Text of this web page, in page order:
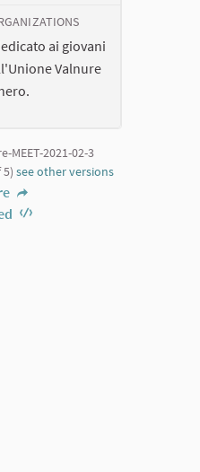
ai giovani
Valnure
MEET-2021-02-3
5) see other versions